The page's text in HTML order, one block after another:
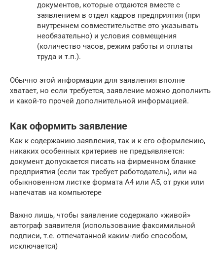
документов, которые отдаются вместе с
заявлением в отдел кадров предприятия (при
внутреннем совместительстве это указывать
необязательно) и условия совмещения
(количество часов, режим работы и оплаты
труда и т.п.).
Обычно этой информации для заявления вполне
хватает, но если требуется, заявление можно дополнить
и какой-то прочей дополнительной информацией.
Как оформить заявление
Как к содержанию заявления, так и к его оформлению,
никаких особенных критериев не предъявляется:
документ допускается писать на фирменном бланке
предприятия (если так требует работодатель), или на
обыкновенном листке формата А4 или А5, от руки или
напечатав на компьютере
Важно лишь, чтобы заявление содержало «живой»
автограф заявителя (использование факсимильной
подписи, т.е. отпечатанной каким-либо способом,
исключается)